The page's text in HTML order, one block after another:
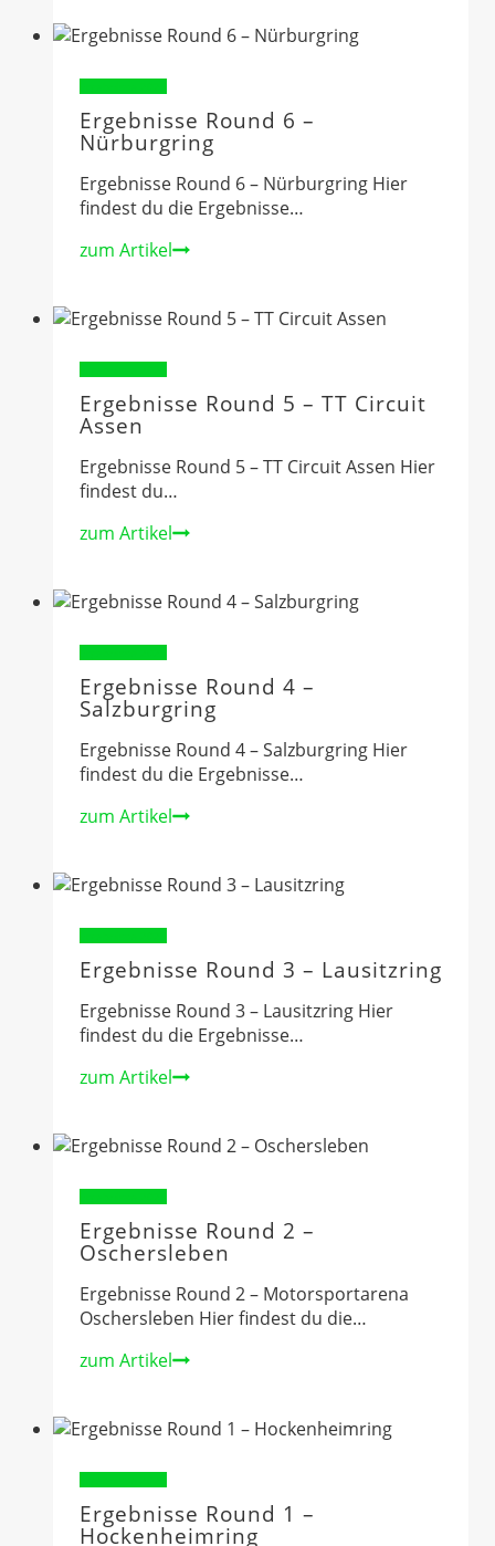
Premiumpartner
Ergebnisse Round 6 –
Nürburgring
Ergebnisse Round 6 – Nürburgring Hier
findest du die Ergebnisse…
zum ArtikelErgebnisse
–
Ergebnisse Round 5 – TT Circuit
Assen
Ergebnisse Round 5 – TT Circuit Assen Hier
findest du…
zum ArtikelErgebnisse
–
Assen
Ergebnisse Round 4 –
Salzburgring
Ergebnisse Round 4 – Salzburgring Hier
findest du die Ergebnisse…
zum ArtikelErgebnisse
–
Ergebnisse Round 3 – Lausitzring
Ergebnisse Round 3 – Lausitzring Hier
findest du die Ergebnisse…
zum ArtikelErgebnisse
–
Ergebnisse Round 2 –
Oschersleben
Ergebnisse Round 2 – Motorsportarena
Oschersleben Hier findest du die…
zum ArtikelErgebnisse
–
Ergebnisse Round 1 –
Hockenheimring